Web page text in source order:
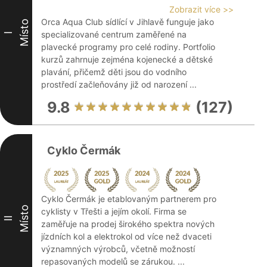
I Místo
Zobrazit více >>
Orca Aqua Club sídlící v Jihlavě funguje jako
specializované centrum zaměřené na
plavecké programy pro celé rodiny. Portfolio
kurzů zahrnuje zejména kojenecké a dětské
plavání, přičemž děti jsou do vodního
prostředí začleňovány již od narození ...
9.8 (127)
II Místo
Cyklo Čermák
Cyklo Čermák je etablovaným partnerem pro
cyklisty v Třešti a jejím okolí. Firma se
zaměřuje na prodej širokého spektra nových
jízdních kol a elektrokol od více než dvaceti
významných výrobců, včetně možností
repasovaných modelů se zárukou. ...